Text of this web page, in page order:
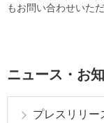
もお問い合わせいただ
ニュース・お
プレスリリー